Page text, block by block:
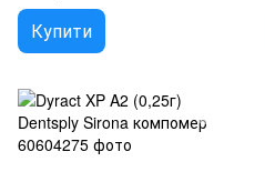
Купити